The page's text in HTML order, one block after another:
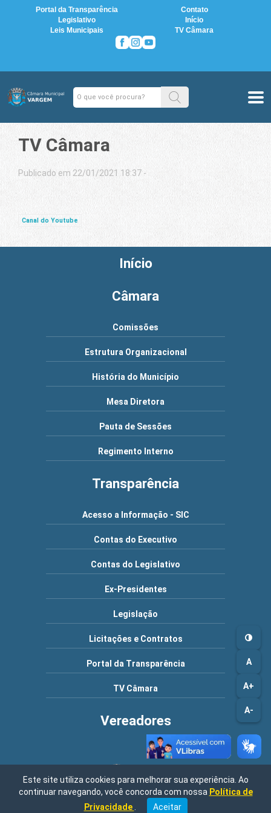
Portal da Transparência
Contato
Legislativo
Início
Leis Municipais
TV Câmara
A
A+
A-
TV Câmara
Publicado em 22/01/2021 18:37 -
Canal do Youtube
Início
Câmara
Comissões
Estrutura Organizacional
História do Município
Mesa Diretora
Pauta de Sessões
Regimento Interno
Transparência
Acesso a Informação - SIC
Contas do Executivo
Contas do Legislativo
Ex-Presidentes
Legislação
Licitações e Contratos
Portal da Transparência
TV Câmara
Vereadores
Endereço: Rua Nossa Senhora de Fátima, 200 - Centro / Vargem -
Este site utiliza cookies para melhorar sua experiência. Ao
continuar navegando, você concorda com nossa Política de
Privacidade
Aceitar